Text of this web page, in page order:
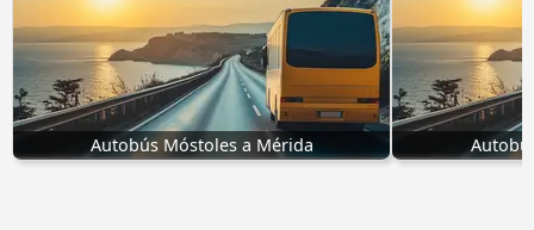
Autobús Móstoles a Mérida